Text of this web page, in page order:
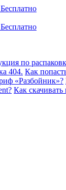
по
404. Как
«Разбойник»?
Как